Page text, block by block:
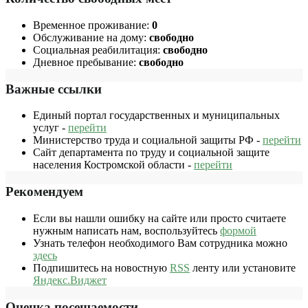
Временное проживание: 0
Обслуживание на дому: свободно
Социальная реабилитация: свободно
Дневное пребывание: свободно
Важные ссылки
Единый портал государственных и муниципальных
услуг - перейти
Министерство труда и социальной защиты РФ - перейти
Сайт департамента по труду и социальной защите
населения Костромской области - перейти
Рекомендуем
Если вы нашли ошибку на сайте или просто считаете
нужным написать нам, воспользуйтесь формой
Узнать телефон необходимого Вам сотрудника можно
здесь
Подпишитесь на новостную RSS ленту или установите
Яндекс.Виджет